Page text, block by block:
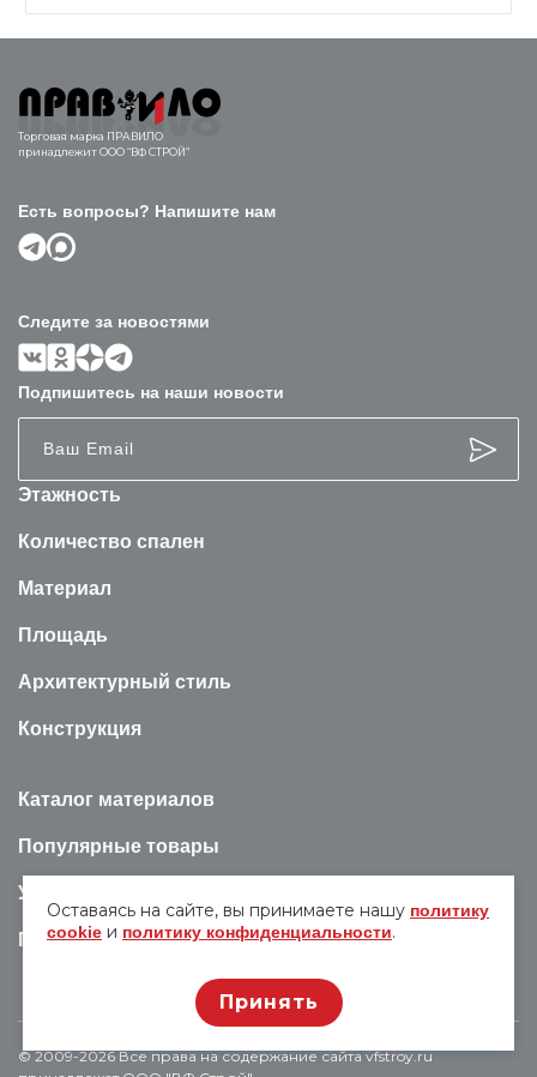
Торговая марка ПРАВИЛО
принадлежит ООО “ВФ СТРОЙ”
Есть вопросы? Напишите нам
Следите за новостями
Подпишитесь на наши новости
Этажность
Количество спален
Материал
Площадь
Архитектурный стиль
Конструкция
Каталог материалов
Популярные товары
Услуги
Полезная информация
© 2009-2026 Все права на содержание сайта vfstroy.ru
Оставаясь на сайте, вы принимаете нашу политику
cookie и политику конфиденциальности.
Принять